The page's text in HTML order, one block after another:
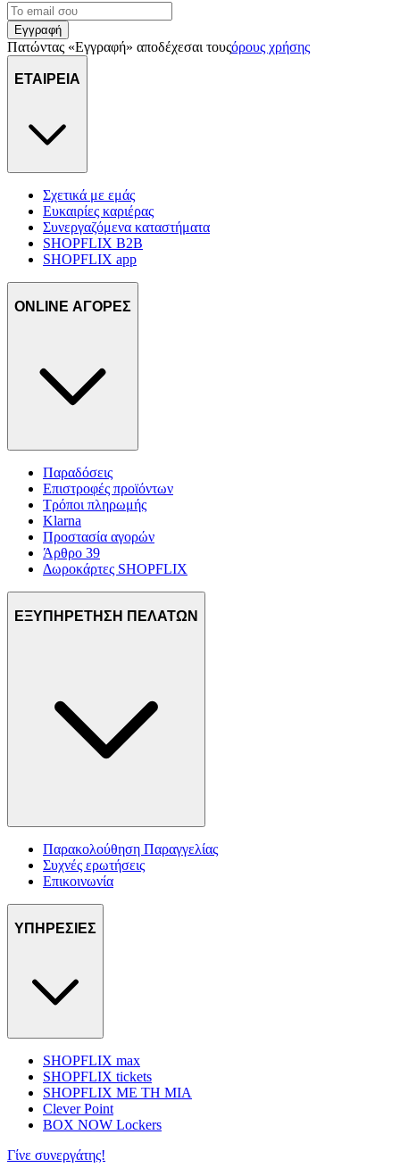
Εγγραφή
Πατώντας «Εγγραφή» αποδέχεσαι τουςόρους χρήσης
ΕΤΑΙΡΕΙΑ
Σχετικά με εμάς
Ευκαιρίες καριέρας
Συνεργαζόμενα καταστήματα
SHOPFLIX B2B
SHOPFLIX app
ONLINE ΑΓΟΡΕΣ
Παραδόσεις
Επιστροφές προϊόντων
Τρόποι πληρωμής
Klarna
Προστασία αγορών
Άρθρο 39
Δωροκάρτες SHOPFLIX
ΕΞΥΠΗΡΕΤΗΣΗ ΠΕΛΑΤΩΝ
Παρακολούθηση Παραγγελίας
Συχνές ερωτήσεις
Επικοινωνία
ΥΠΗΡΕΣΙΕΣ
SHOPFLIX max
SHOPFLIX tickets
SHOPFLIX ΜΕ ΤΗ ΜΙΑ
Clever Point
BOX NOW Lockers
Γίνε συνεργάτης!